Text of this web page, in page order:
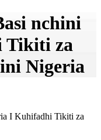
nchini
Tikiti za
Nigeria
I Kuhifadhi Tikiti za